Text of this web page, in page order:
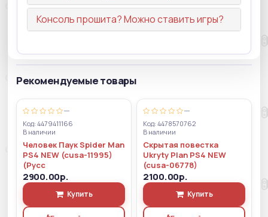
Консоль прошита? Можно ставить игры?
Рекомендуемые товары
—
Код: 4479411166
В наличии
Человек Паук Spider Man
PS4 NEW (cusa-11995)
(Русс
2900.00р.
Купить
—
Код: 4478570762
В наличии
Скрытая повестка
Ukryty Plan PS4 NEW
(cusa-06778)
2100.00р.
Купить